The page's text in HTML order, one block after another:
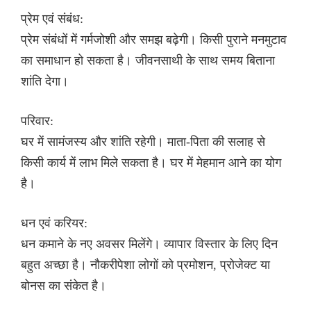
प्रेम एवं संबंध:
प्रेम संबंधों में गर्मजोशी और समझ बढ़ेगी। किसी पुराने मनमुटाव
का समाधान हो सकता है। जीवनसाथी के साथ समय बिताना
शांति देगा।
परिवार:
घर में सामंजस्य और शांति रहेगी। माता-पिता की सलाह से
किसी कार्य में लाभ मिले सकता है। घर में मेहमान आने का योग
है।
धन एवं करियर:
धन कमाने के नए अवसर मिलेंगे। व्यापार विस्तार के लिए दिन
बहुत अच्छा है। नौकरीपेशा लोगों को प्रमोशन, प्रोजेक्ट या
बोनस का संकेत है।